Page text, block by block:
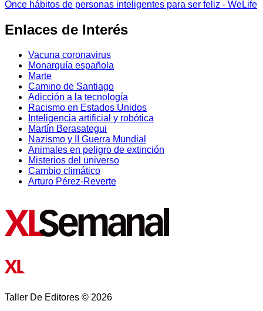
Once hábitos de personas inteligentes para ser feliz - WeLife
Enlaces de Interés
Vacuna coronavirus
Monarquía española
Marte
Camino de Santiago
Adicción a la tecnología
Racismo en Estados Unidos
Inteligencia artificial y robótica
Martín Berasategui
Nazismo y II Guerra Mundial
Animales en peligro de extinción
Misterios del universo
Cambio climático
Arturo Pérez-Reverte
Taller De Editores © 2026